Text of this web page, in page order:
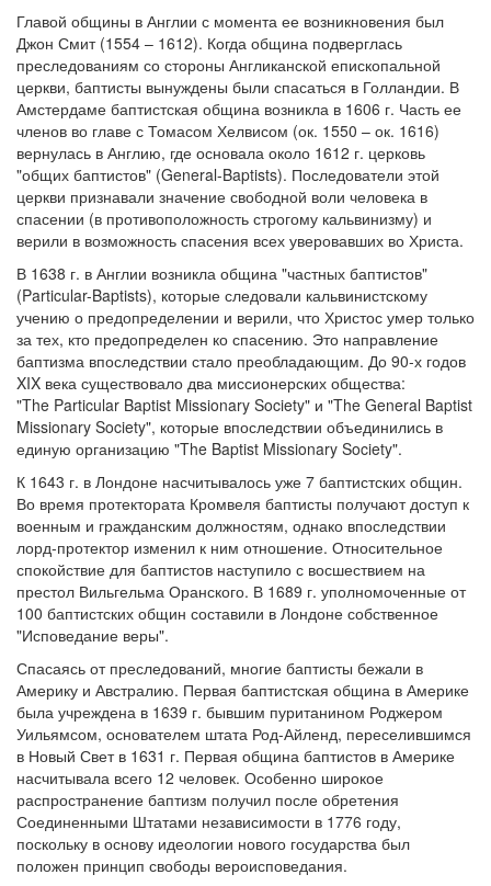
mail@apologia.ru
Отправить сообщение
Вход
Главой общины в Англии с момента ее возникновения был
Джон Смит (1554 – 1612). Когда община подверглась
преследованиям со стороны Англиканской епископальной
церкви, баптисты вынуждены были спасаться в Голландии. В
Амстердаме баптистская община возникла в 1606 г. Часть ее
членов во главе с Томасом Хелвисом (ок. 1550 – ок. 1616)
вернулась в Англию, где основала около 1612 г. церковь
"общих баптистов" (General-Baptists). Последователи этой
церкви признавали значение свободной воли человека в
спасении (в противоположность строгому кальвинизму) и
верили в возможность спасения всех уверовавших во Христа.
В 1638 г. в Англии возникла община "частных баптистов"
(Particular-Baptists), которые следовали кальвинистскому
учению о предопределении и верили, что Христос умер только
за тех, кто предопределен ко спасению. Это направление
баптизма впоследствии стало преобладающим. До 90-х годов
XIX века существовало два миссионерских общества:
"The Particular Baptist Missionary Society" и "The General Baptist
Missionary Society", которые впоследствии объединились в
единую организацию "The Baptist Missionary Society".
К 1643 г. в Лондоне насчитывалось уже 7 баптистских общин.
Во время протектората Кромвеля баптисты получают доступ к
военным и гражданским должностям, однако впоследствии
лорд-протектор изменил к ним отношение. Относительное
спокойствие для баптистов наступило с восшествием на
престол Вильгельма Оранского. В 1689 г. уполномоченные от
100 баптистских общин составили в Лондоне собственное
"Исповедание веры".
Спасаясь от преследований, многие баптисты бежали в
Америку и Австралию. Первая баптистская община в Америке
была учреждена в 1639 г. бывшим пуританином Роджером
Уильямсом, основателем штата Род-Айленд, переселившимся
в Новый Свет в 1631 г. Первая община баптистов в Америке
насчитывала всего 12 человек. Особенно широкое
распространение баптизм получил после обретения
Соединенными Штатами независимости в 1776 году,
поскольку в основу идеологии нового государства был
положен принцип свободы вероисповедания.